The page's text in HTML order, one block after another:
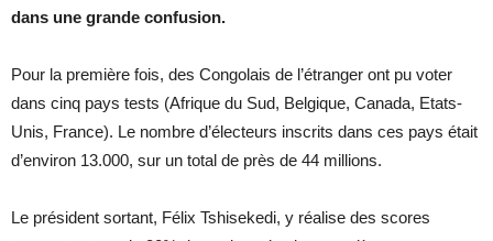
dans une grande confusion.
Pour la première fois, des Congolais de l’étranger ont pu voter
dans cinq pays tests (Afrique du Sud, Belgique, Canada, Etats-
Unis, France). Le nombre d’électeurs inscrits dans ces pays était
d’environ 13.000, sur un total de près de 44 millions.
Le président sortant, Félix Tshisekedi, y réalise des scores